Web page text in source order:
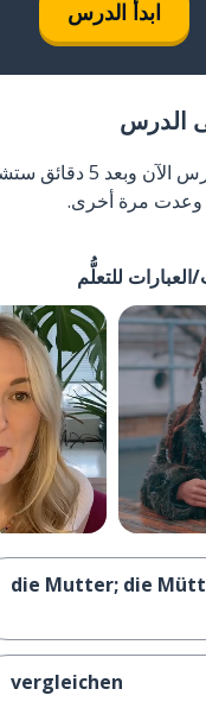
ابدأ الدرس
الدرس
انغمس في هذا الدرس الآن
وعدت مرة أخرى.
die Mutter; die
vergleichen